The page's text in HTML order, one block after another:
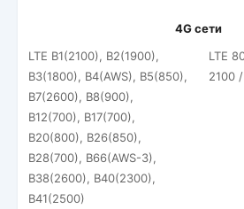
4G сети
LTE B1(2100), B2(1900),
B3(1800), B4(AWS), B5(850),
B7(2600), B8(900),
B12(700), B17(700),
B20(800), B26(850),
B28(700), B66(AWS-3),
B38(2600), B40(2300),
B41(2500)
LTE
2100